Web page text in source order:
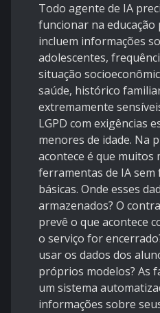
Todo agente de IA
funcionar na educação
incluem informações
adolescentes,
situação
saúde, histórico
extremamente
LGPD com exigências
menores de idade. Na
acontece é que muitos
ferramentas de IA
básicas. Onde esses
armazenados? O
prevê o que acontece
o serviço for
usar os dados dos
próprios modelos? As
um sistema
informações sobre